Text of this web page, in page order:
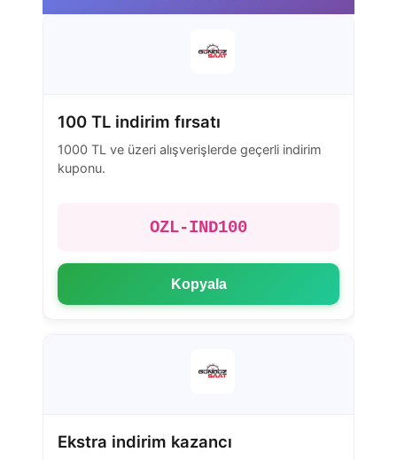
100 TL indirim fırsatı
1000 TL ve üzeri alışverişlerde geçerli indirim
kuponu.
OZL-IND100
Kopyala
Ekstra indirim kazancı